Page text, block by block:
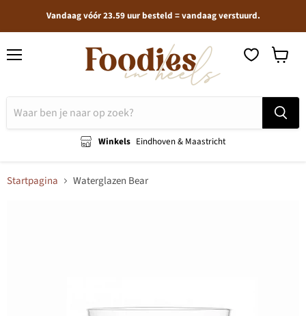
Vandaag vóór 23.59 uur besteld = vandaag verstuurd.
Winkels Eindhoven & Maastricht
Startpagina Waterglazen Bear